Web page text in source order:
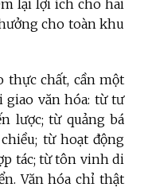
lại lợi ích cho hai
cho toàn khu
thực chất, cần một
giao văn hóa: từ tư
lược; từ quảng bá
từ hoạt động
tác; từ tôn vinh di
Văn hóa chỉ thật